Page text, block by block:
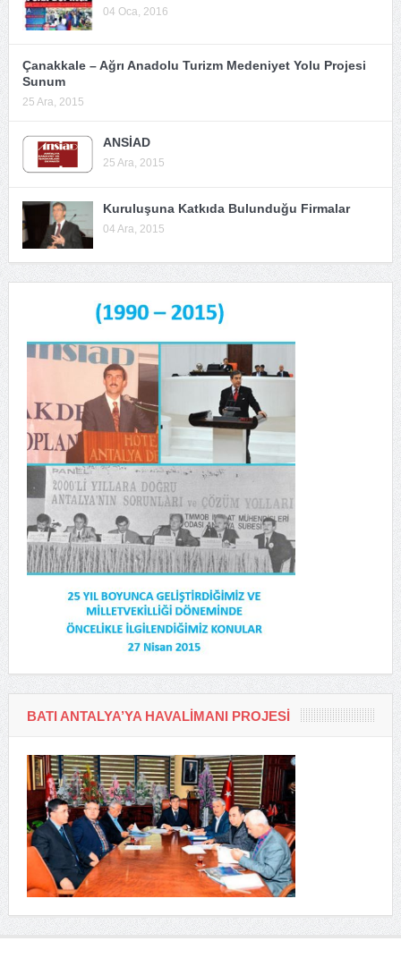
04 Oca, 2016
Çanakkale – Ağrı Anadolu Turizm Medeniyet Yolu Projesi
Sunum
25 Ara, 2015
ANSİAD
25 Ara, 2015
Kuruluşuna Katkıda Bulunduğu Firmalar
04 Ara, 2015
BATI ANTALYA’YA HAVALIMANI PROJESI